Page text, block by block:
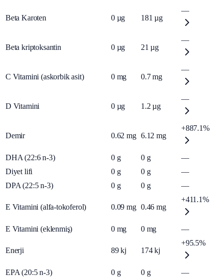
Beta Karoten 0 µg 181 µg
—
Beta kriptoksantin 0 µg 21 µg
—
C Vitamini (askorbik asit) 0 mg 0.7 mg
—
D Vitamini 0 µg 1.2 µg
—
Demir 0.62 mg 6.12 mg
+887.1%
DHA (22:6 n-3) 0 g 0 g
—
Diyet lifi
0 g 0 g
—
DPA (22:5 n-3)
0 g 0 g —
E Vitamini (alfa-tokoferol) 0.09 mg 0.46 mg
+411.1%
E Vitamini (eklenmiş) 0 mg 0 mg —
Enerji 89 kj 174 kj
+95.5%
EPA (20:5 n-3) 0 g 0 g
—